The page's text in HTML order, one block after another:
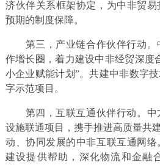
济伙伴关系框架协定，为中非贸
预期的制度保障。
第三，产业链合作伙伴行动。
作增长圈，着力建设中非经贸深度
小企业赋能计划”。共建中非数字
字示范项目。
第四，互联互通伙伴行动。中
设施联通项目，携手推进高质量共
动、协同发展的中非互联互通网
建设提供帮助，深化物流和金融